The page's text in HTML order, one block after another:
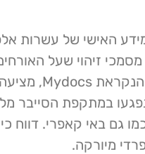
האישי של עשרות
זיהוי שעל
במתקפת הסייבר
גם באי קאפרי. דווח
מיורקה.